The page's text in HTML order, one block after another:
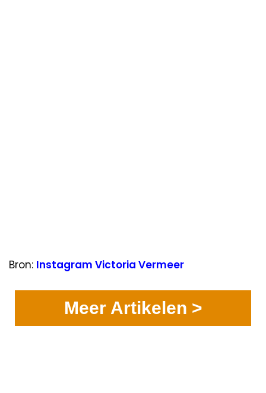
Bron: Instagram Victoria Vermeer
Meer Artikelen >